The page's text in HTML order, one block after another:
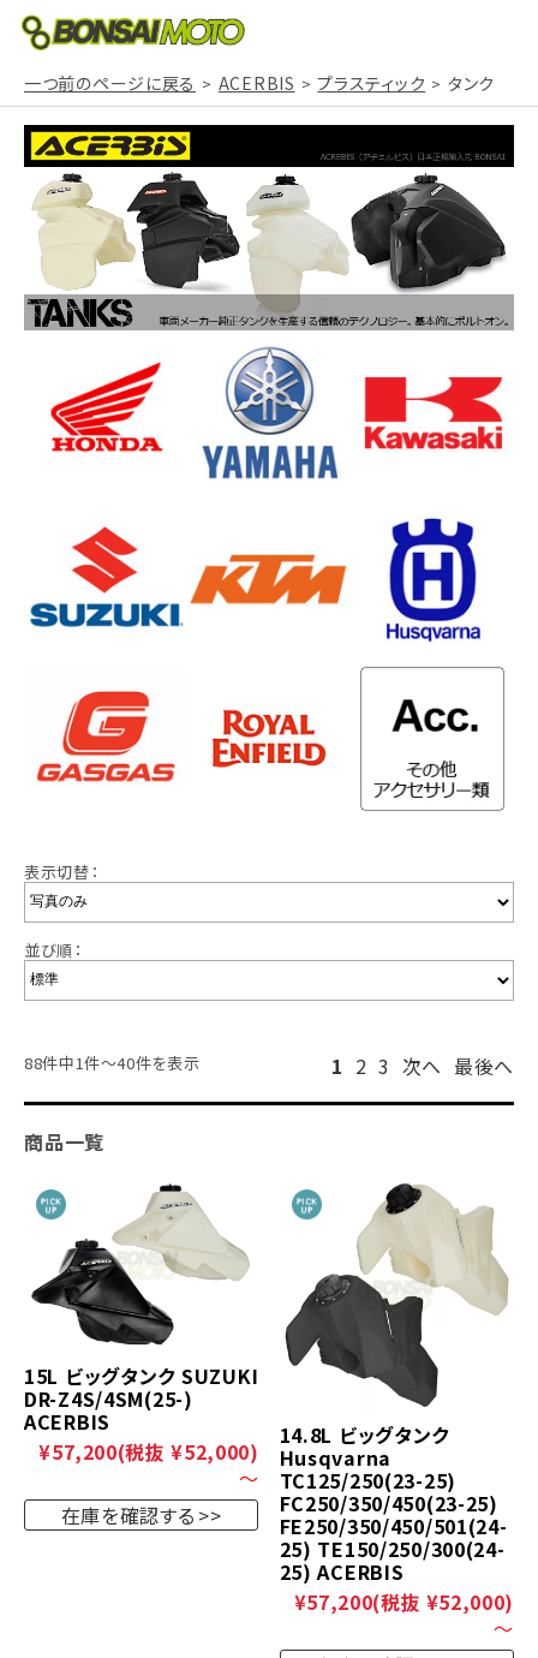
一つ前のページに戻る ACERBIS プラスティック タンク
表示切替：
並び順：
88件中1件～40件を表示 1 2 3 次へ 最後へ
商品一覧
15L ビッグタンク SUZUKI
DR-Z4S/4SM(25-)
ACERBIS
¥57,200(税抜 ¥52,000)
～
在庫を確認する
14.8L ビッグタンク
Husqvarna
TC125/250(23-25)
FC250/350/450(23-25)
FE250/350/450/501(24-
25) TE150/250/300(24-
25) ACERBIS
¥57,200(税抜 ¥52,000)
～